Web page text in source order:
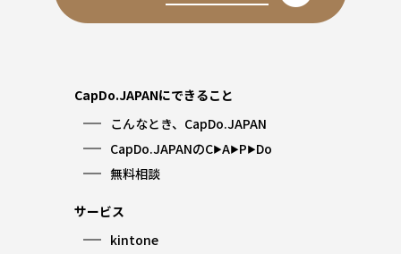
CapDo.JAPANにできること
こんなとき、CapDo.JAPAN
CapDo.JAPANのC▶︎A▶︎P▶︎Do
無料相談
サービス
kintone